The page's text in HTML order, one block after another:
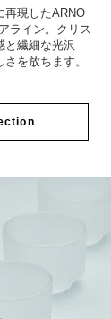
再現したARNO
ライン。クリス
と繊細な光沢
を放ちます。